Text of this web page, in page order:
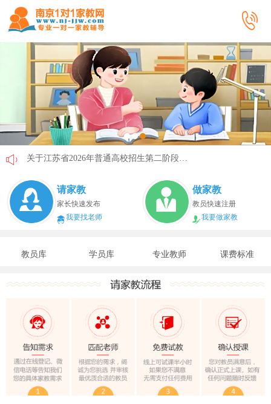
省教育厅最新发文！事关2026年普通高校综合评价招生改革
我市2026年春季学期学生资助申请开始
致全省中小学生家长的一封信
2025年12月江苏教育考试月历
最新！教育部等5部门发布20条举措
​2025年11月江苏教育考试月历
5个新突破！国新办发布会介绍“十四五”时期加快建设教育强
请家教
家长快速发布
我要找老师
做家教
教员快速注册
我要做家教
教员库 学员库 专业教师 课费标准